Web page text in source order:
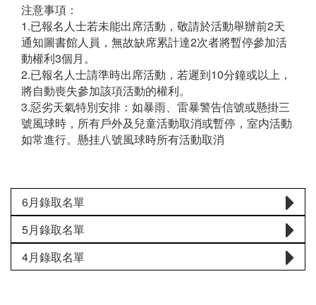
注意事項：
1.已報名人士若未能出席活動，敬請於活動舉辦前2天
通知圖書館人員，無故缺席累計達2次者將暫停參加活
動權利3個月。
2.已報名人士請準時出席活動，若遲到10分鐘或以上，
將自動喪失參加該項活動的權利。
3.惡劣天氣特別安排：如暴雨、雷暴警告信號或懸掛三
號風球時，所有戶外及兒童活動取消或暫停，室内活動
如常進行。懸挂八號風球時所有活動取消
6月錄取名單
5月錄取名單
4月錄取名單